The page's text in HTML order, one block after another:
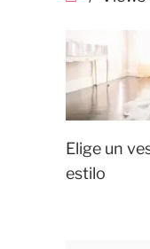
Elige un
estilo